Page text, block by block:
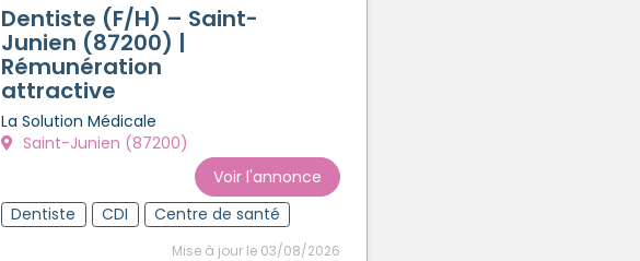
Dentiste (F/H) – Saint-
Junien (87200) |
Rémunération
attractive
La Solution Médicale
Saint-Junien (87200)
Voir l'annonce
Dentiste
CDI Centre de santé
Mise à jour le 03/08/2026